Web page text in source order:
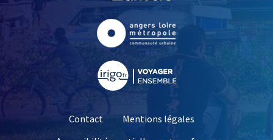
, Ouvre une nouvelle
Contact
Mentions légales